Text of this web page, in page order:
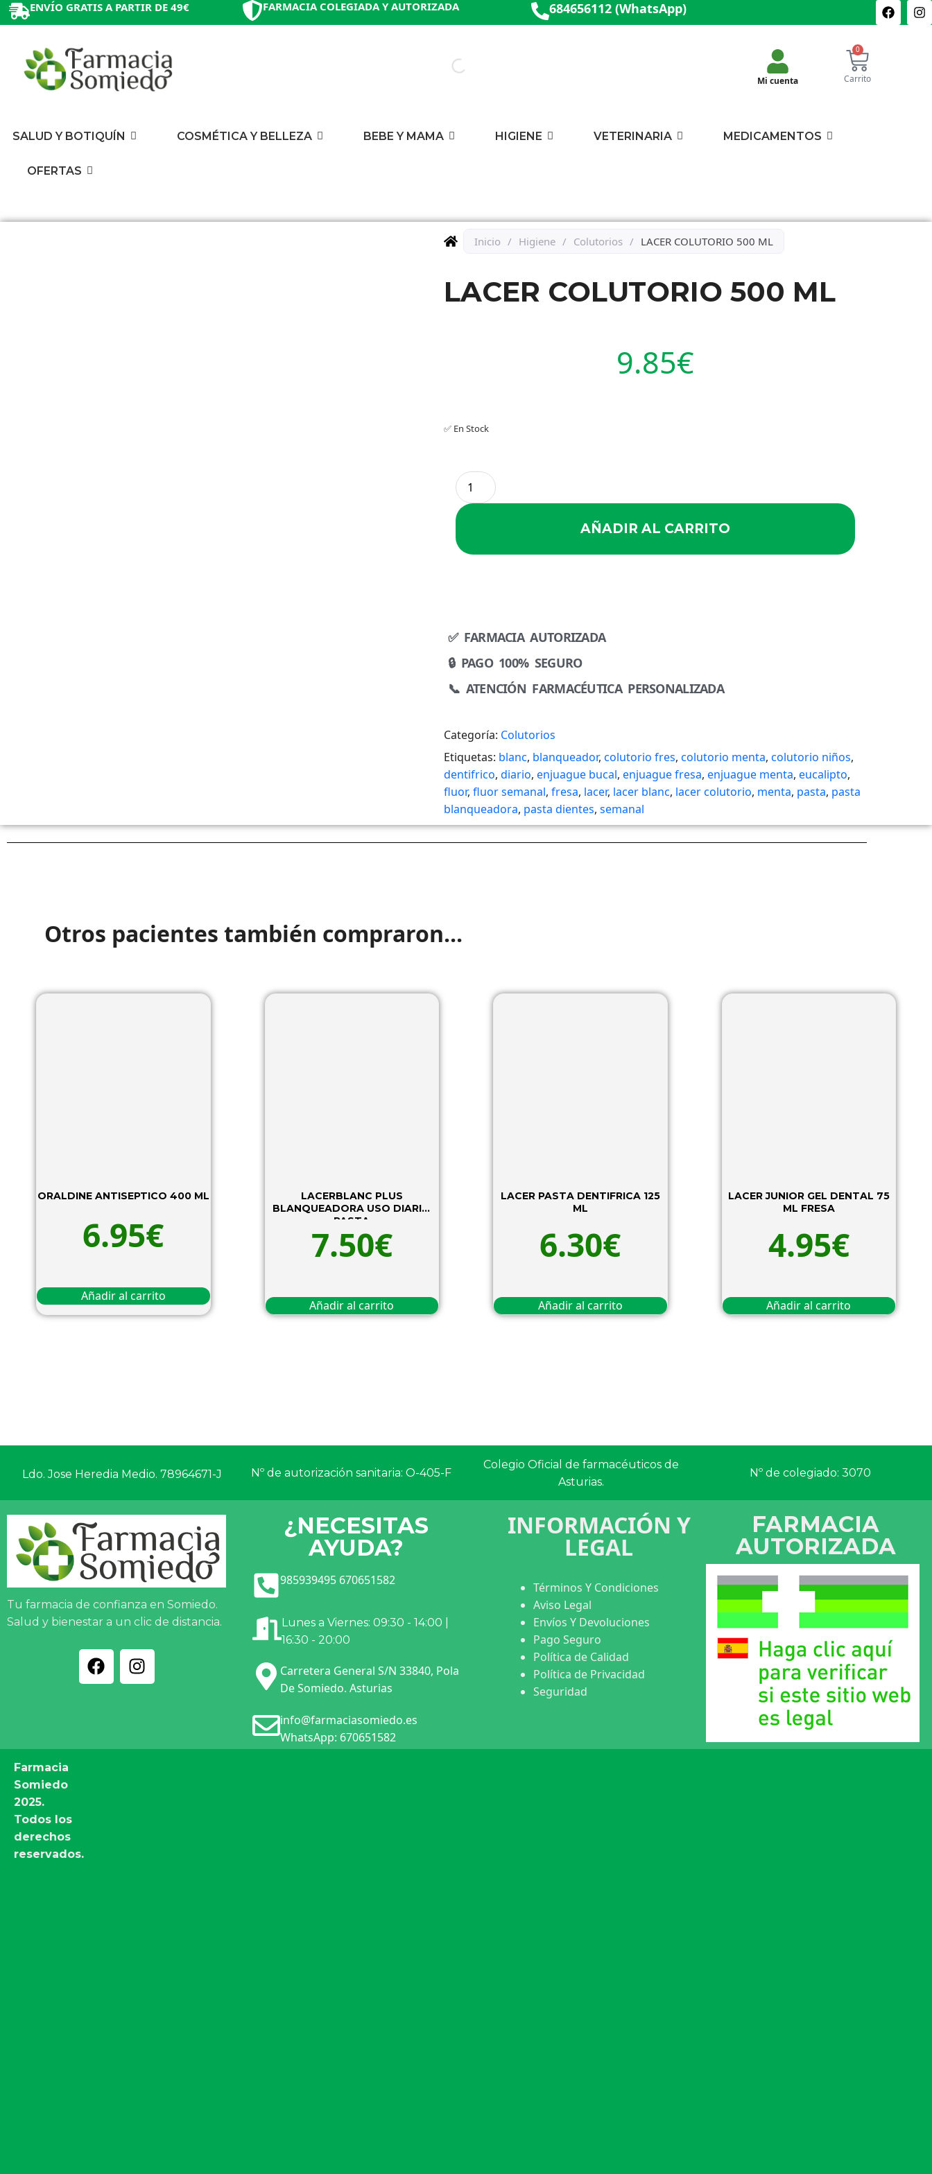
ENVÍO GRATIS A PARTIR DE 49€ FARMACIA COLEGIADA Y AUTORIZADA 684656112 (WhatsApp)
Mi cuenta
0
Carrito
SALUD Y BOTIQUÍN COSMÉTICA Y BELLEZA BEBE Y MAMA HIGIENE VETERINARIA MEDICAMENTOS
OFERTAS
Inicio / Higiene / Colutorios / LACER COLUTORIO 500 ML
LACER COLUTORIO 500 ML
9.85€
✅ En Stock
AÑADIR AL CARRITO
✅ FARMACIA AUTORIZADA
🔒 PAGO 100% SEGURO
📞 ATENCIÓN FARMACÉUTICA PERSONALIZADA
Categoría: Colutorios
Etiquetas: blanc, blanqueador, colutorio fres, colutorio menta, colutorio niños,
dentifrico, diario, enjuague bucal, enjuague fresa, enjuague menta, eucalipto,
fluor, fluor semanal, fresa, lacer, lacer blanc, lacer colutorio, menta, pasta, pasta
blanqueadora, pasta dientes, semanal
Otros pacientes también compraron...
ORALDINE ANTISEPTICO 400 ML
6.95€
Añadir al carrito
LACERBLANC PLUS
BLANQUEADORA USO DIARIO
PASTA
7.50€
Añadir al carrito
LACER PASTA DENTIFRICA 125
ML
6.30€
Añadir al carrito
LACER JUNIOR GEL DENTAL 75
ML FRESA
4.95€
Añadir al carrito
Ldo. Jose Heredia Medio. 78964671-J Nº de autorización sanitaria: O-405-F
Colegio Oficial de farmacéuticos de
Asturias.
Nº de colegiado: 3070
Tu farmacia de confianza en Somiedo.
Salud y bienestar a un clic de distancia.
¿NECESITAS
AYUDA?
985939495 670651582
Lunes a Viernes: 09:30 - 14:00 |
16:30 - 20:00
Carretera General S/N 33840, Pola
De Somiedo. Asturias
info@farmaciasomiedo.es
WhatsApp: 670651582
INFORMACIÓN Y
LEGAL
Términos Y Condiciones
Aviso Legal
Envíos Y Devoluciones
Pago Seguro
Política de Calidad
Política de Privacidad
Seguridad
FARMACIA
AUTORIZADA
Farmacia
Somiedo
2025.
Todos los
derechos
reservados.